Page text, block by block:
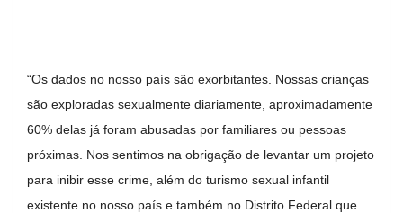
“Os dados no nosso país são exorbitantes. Nossas crianças
são exploradas sexualmente diariamente, aproximadamente
60% delas já foram abusadas por familiares ou pessoas
próximas. Nos sentimos na obrigação de levantar um projeto
para inibir esse crime, além do turismo sexual infantil
existente no nosso país e também no Distrito Federal que